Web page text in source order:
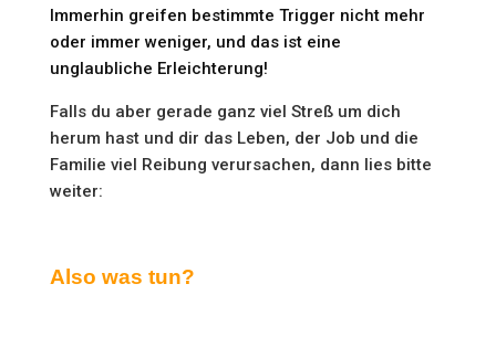
Immerhin greifen bestimmte Trigger nicht mehr
oder immer weniger, und das ist eine
unglaubliche Erleichterung!
Falls du aber gerade ganz viel Streß um dich
herum hast und dir das Leben, der Job und die
Familie viel Reibung verursachen, dann lies bitte
weiter:
Also was tun?